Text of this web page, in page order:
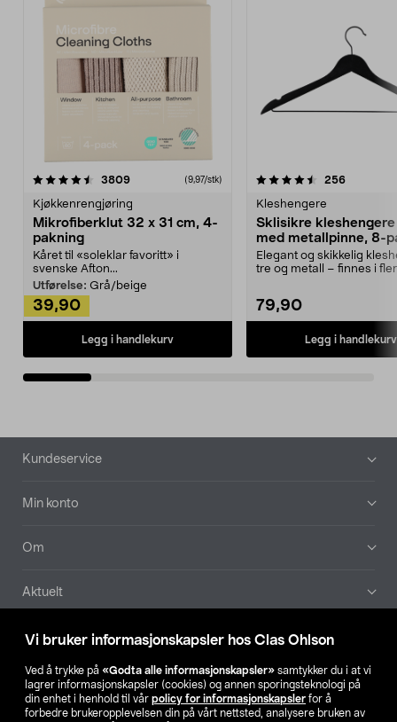
Vi bruker informasjonskapsler hos Clas Ohlson
Ved å trykke på «Godta alle informasjonskapsler» samtykker du i at vi
lagrer informasjonskapsler (cookies) og annen sporingsteknologi på
din enhet i henhold til vår policy for informasjonskapsler for å
forbedre brukeropplevelsen din på vårt nettsted, analysere bruken av
3809anmeldelser(9,97/stk)
Kjøkkenrengjøring
Mikrofiberklut 32 x 31 cm, 4-
pakning
Kåret til «soleklar favoritt» i
svenske Afton...
Utførelse: Grå/beige
39,90
Legg i handlekurv
4.5av 5 stjerner 256
Kleshengere
Sklisikre
med metallpinne, 8-
Elegant og skikkelig
tre og metall – finnes i
79,90
Legg i handlekurv
4.5av 5 stjerner
Bunntekst
Kundeservice
Min konto
Om
Aktuelt
Våre selskaper
Finn din butikk